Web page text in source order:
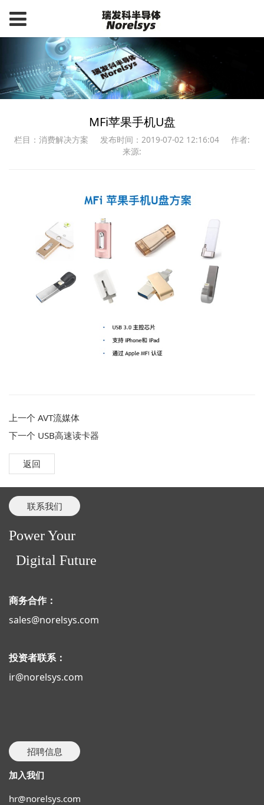
MFi苹果手机U盘
栏目：消费解决方案 发布时间：2019-07-02 12:16:04
作者:
来源:
上一个AVT流媒体
下一个 USB高速读卡器
返回
联系我们
Power Your
Digital Future
商务合作：
sales@norelsys.com
投资者联系：
ir@norelsys.com
招聘信息
加入我们
hr@norelsys.com